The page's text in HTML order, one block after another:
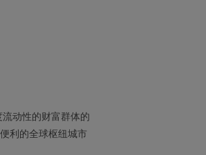
动性的财富群体的
利的全球枢纽城市